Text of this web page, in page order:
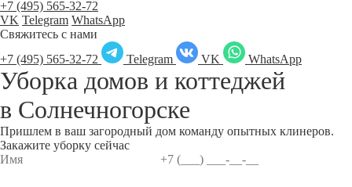
+7 (495) 565-32-72
VK Telegram WhatsApp
Свяжитесь с нами
+7 (495) 565-32-72
Telegram VK WhatsApp
Уборка домов и коттеджей
в Солнечногорске
Пришлем в ваш загородный дом команду опытных клинеров.
Закажите уборку сейчас